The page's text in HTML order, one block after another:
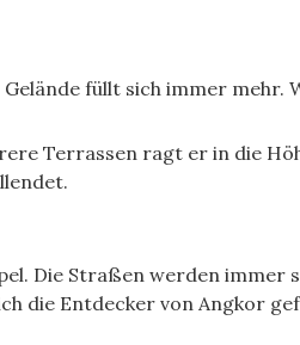
füllt sich immer mehr.
Terrassen ragt er in die
Die Straßen werden immer
die Entdecker von Angkor